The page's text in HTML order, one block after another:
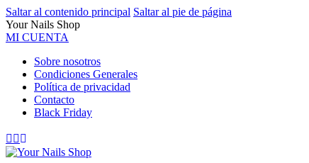
Saltar al contenido principal Saltar al pie de página
Your Nails Shop
MI CUENTA
Sobre nosotros
Condiciones Generales
Política de privacidad
Contacto
Black Friday